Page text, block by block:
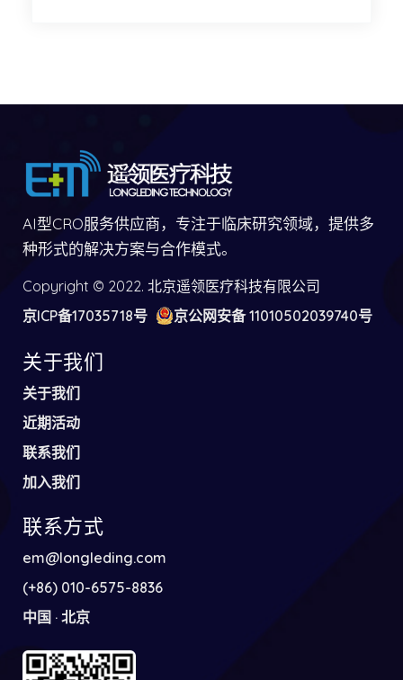
AI型CRO服务供应商，专注于临床研究领域，提供多
种形式的解决方案与合作模式。
Copyright © 2022. 北京遥领医疗科技有限公司
京ICP备17035718号
京公网安备 11010502039740号
关于我们
关于我们
近期活动
联系我们
加入我们
联系方式
em@longleding.com
(+86) 010-6575-8836
中国 · 北京